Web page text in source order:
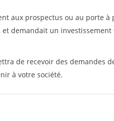
aux prospectus ou au porte à
demandait un investissement
de recevoir des demandes
à votre société.